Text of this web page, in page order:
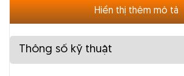
Hiển thị thêm mô tả
Thông số kỹ thuật